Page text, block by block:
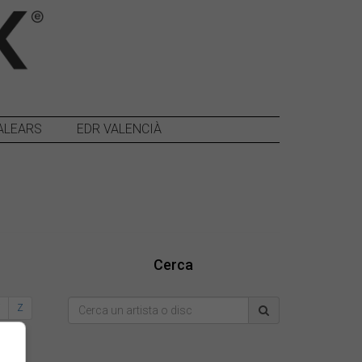
EDR VALENCIÀ
Z
Cerca